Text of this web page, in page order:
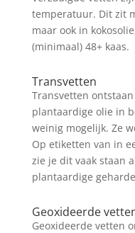
temperatuur. Dit zit
maar ook in
(minimaal) 48+ kaas.
Transvetten
Transvetten
plantaardige olie in
weinig mogelijk. Ze
Op etiketten van in
zie je dit vaak staan
plantaardige
Geoxideerde
Geoxideerde vetten